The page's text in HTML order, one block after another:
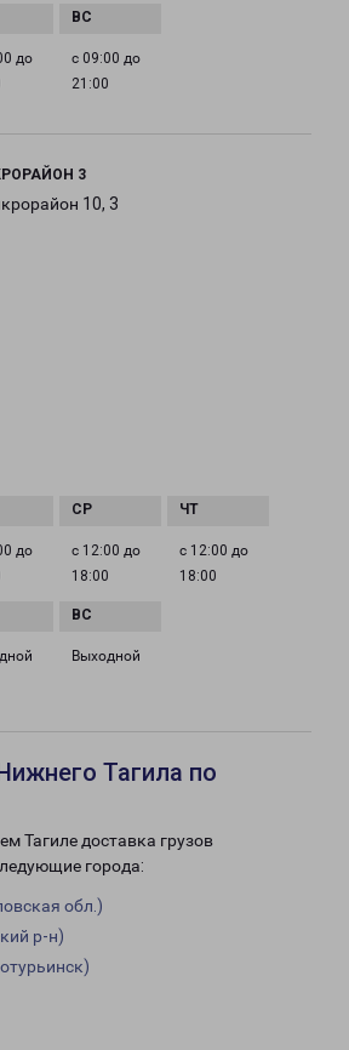
до
с 09:00 до
21:00
3
10, 3
до
с 12:00 до
18:00
с 12:00 до
18:00
Выходной
Тагила по
Тагиле доставка грузов
города:
обл.)
р-н)